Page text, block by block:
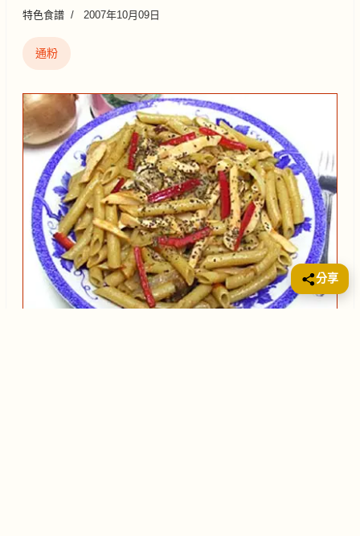
特色食譜 2007年10月09日
通粉
分享